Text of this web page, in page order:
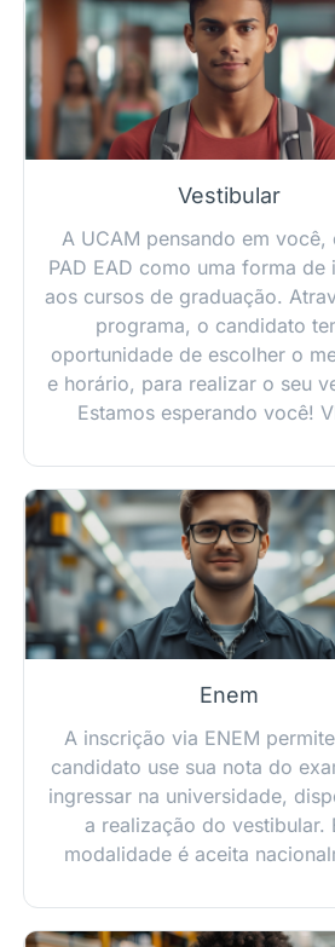
Vestibular
A UCAM pensando em você,
PAD EAD como uma forma de
aos cursos de graduação.
programa, o candidato
oportunidade de escolher o
e horário, para realizar o seu
Estamos esperando você!
Enem
A inscrição via ENEM
candidato use sua nota do
ingressar na universidade,
a realização do vestibular.
modalidade é aceita